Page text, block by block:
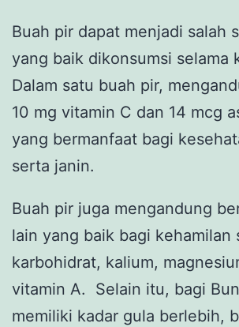
Buah pir dapat menjadi salah
yang baik dikonsumsi selama
Dalam satu buah pir,
10 mg vitamin C dan 14 mcg
yang bermanfaat bagi
serta janin.
Buah pir juga mengandung
lain yang baik bagi kehamilan
karbohidrat, kalium,
vitamin A. Selain itu, bagi
memiliki kadar gula berlebih,